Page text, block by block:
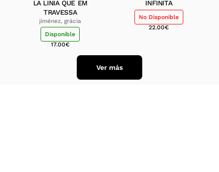
LA LINIA QUE EM
TRAVESSA
jiménez, gràcia
Disponible
17.00€
INFINITA
No Disponible
22.00€
Ver más